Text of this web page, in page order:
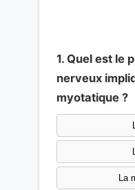
1. Quel est le
nerveux
myotatique ?
La